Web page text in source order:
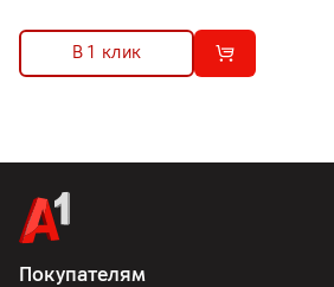
В 1 клик
Покупателям